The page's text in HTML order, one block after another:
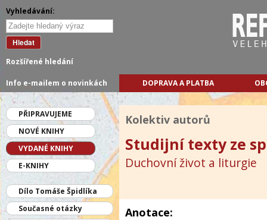
DOPRAVA A PLATBA
PŘIPRAVUJEME
NOVÉ KNIHY
VYDANÉ KNIHY
E-KNIHY
Dílo Tomáše Špidlíka
Současné otázky
Kolektiv autorů
Studijní texty ze
Duchovní život a liturgie
Anotace:
Vyhledávání:
Hledat
Rozšířené hledání
Info e-mailem o novinkách